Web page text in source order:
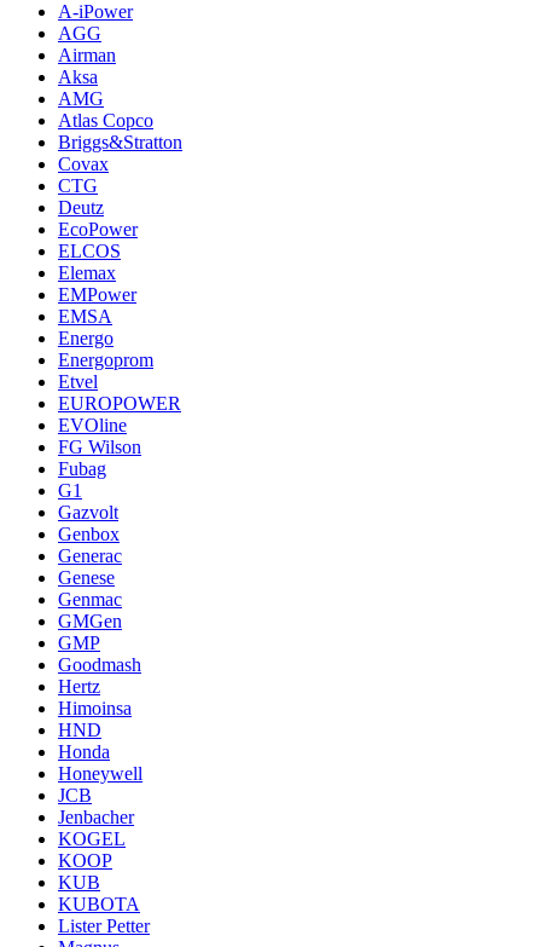
A-iPower
AGG
Airman
Aksa
AMG
Atlas Copco
Briggs&Stratton
Covax
CTG
Deutz
EcoPower
ELCOS
Elemax
EMPower
EMSA
Energo
Energoprom
Etvel
EUROPOWER
EVOline
FG Wilson
Fubag
G1
Gazvolt
Genbox
Generac
Genese
Genmac
GMGen
GMP
Goodmash
Hertz
Himoinsa
HND
Honda
Honeywell
JCB
Jenbacher
KOGEL
KOOP
KUB
KUBOTA
Lister Petter